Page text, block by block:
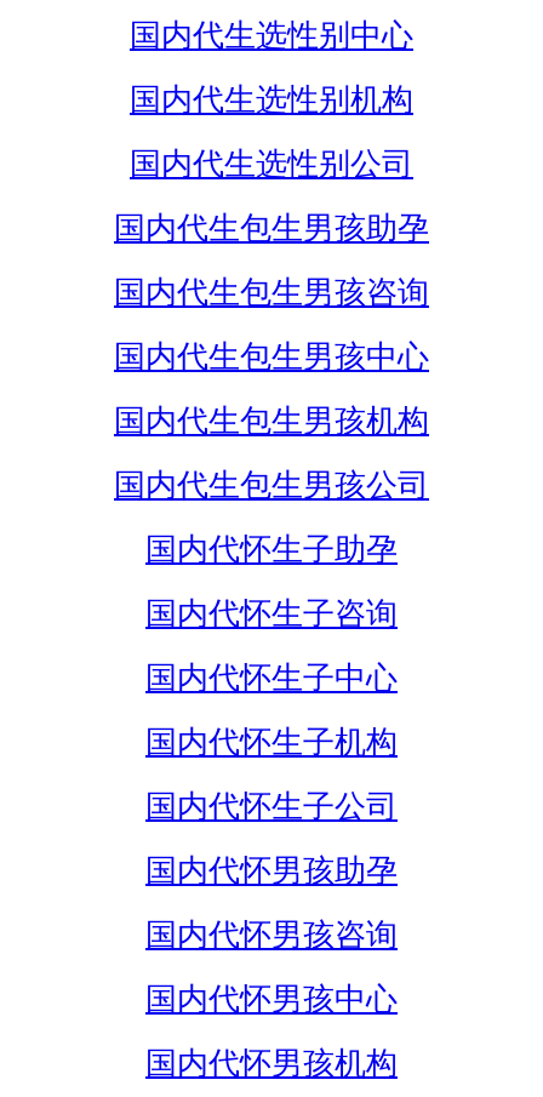
国内代生选性别中心
国内代生选性别机构
国内代生选性别公司
国内代生包生男孩助孕
国内代生包生男孩咨询
国内代生包生男孩中心
国内代生包生男孩机构
国内代生包生男孩公司
国内代怀生子助孕
国内代怀生子咨询
国内代怀生子中心
国内代怀生子机构
国内代怀生子公司
国内代怀男孩助孕
国内代怀男孩咨询
国内代怀男孩中心
国内代怀男孩机构